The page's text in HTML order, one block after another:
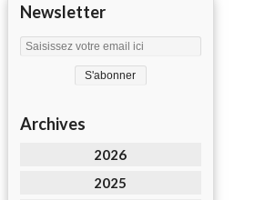
Newsletter
Archives
2026
2025